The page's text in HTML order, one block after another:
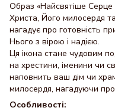
Образ «Найсвятіше Серце
Христа, Його милосердя
нагадує про готовність
Нього з вірою і надією.
Ця ікона стане чудовим
на хрестини, іменини чи
наповнить ваш дім чи
милосердя, нагадуючи
Особливості: